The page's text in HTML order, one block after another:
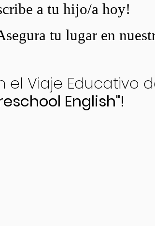
a tu hijo/a hoy!
tu lugar en
el Viaje Educativo
English"!